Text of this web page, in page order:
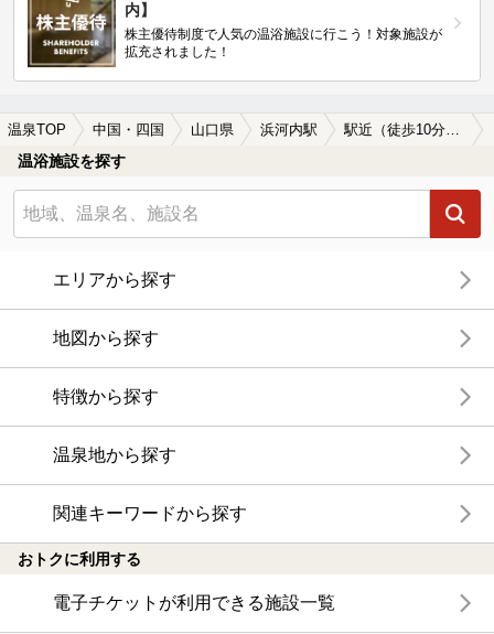
内】
株主優待制度で人気の温浴施設に行こう！対象施設が
拡充されました！
温泉TOP 中国・四国 山口県 浜河内駅 駅近（徒歩10分以内）の浜河内駅近くの温泉、日帰り温泉、スーパー銭湯おすすめ
温浴施設を探す
エリアから探す
地図から探す
特徴から探す
温泉地から探す
関連キーワードから探す
おトクに利用する
電子チケットが利用できる施設一覧